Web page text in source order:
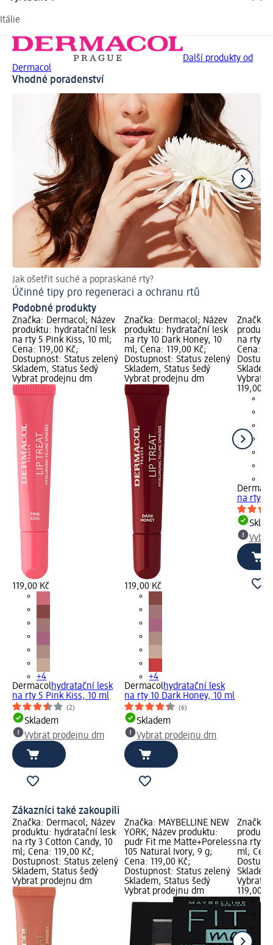
Itálie
Další produkty od
Dermacol
Vhodné poradenství
Jak ošetřit suché a popraskané rty?
Účinné tipy pro regeneraci a ochranu rtů
Podobné produkty
Značka: Dermacol; Název
produktu: hydratační lesk
na rty 5 Pink Kiss, 10 ml;
Cena: 119,00 Kč;
Dostupnost: Status zelený
Skladem, Status šedý
Vybrat prodejnu dm
119,00 Kč
+4
Dermacolhydratační lesk
na rty 5 Pink Kiss, 10 ml
(2)
Skladem
Vybrat prodejnu dm
Značka: Dermacol; Název
produktu: hydratační lesk
na rty 10 Dark Honey, 10
ml; Cena: 119,00 Kč;
Dostupnost: Status zelený
Skladem, Status šedý
Vybrat prodejnu dm
119,00 Kč
+4
Dermacolhydratační lesk
na rty 10 Dark Honey, 10 ml
(6)
Skladem
Vybrat prodejnu dm
Značka:
na rty 1
Cena:
Vybrat
119,00
na rty 1
Zákazníci také zakoupili
Značka: Dermacol; Název
produktu: hydratační lesk
na rty 3 Cotton Candy, 10
ml; Cena: 119,00 Kč;
Dostupnost: Status zelený
Skladem, Status šedý
Vybrat prodejnu dm
Značka: MAYBELLINE NEW
YORK; Název produktu:
pudr Fit me Matte+Poreless
105 Natural Ivory, 9 g;
Cena: 119,00 Kč;
Dostupnost: Status zelený
Skladem, Status šedý
Vybrat prodejnu dm
Značka:
na rty 4
ml;
Vybrat
119,00